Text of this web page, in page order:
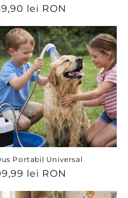
lei RON
Portabil Universal
lei RON